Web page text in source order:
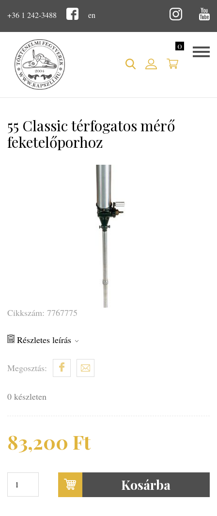
+36 1 242-3488 en
0
55 Classic térfogatos mérő
feketelőporhoz
Cikkszám: 7767775
Részletes leírás
Megosztás:
0 készleten
83,200 Ft
Kosárba